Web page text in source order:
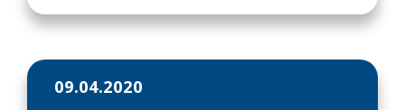
09.04.2020